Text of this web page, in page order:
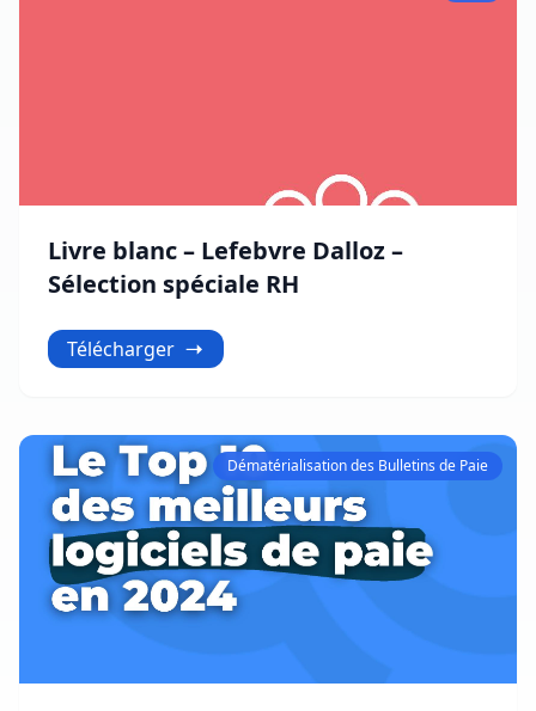
Livre blanc – Lefebvre Dalloz –
Sélection spéciale RH
Télécharger
Dématérialisation des Bulletins de Paie